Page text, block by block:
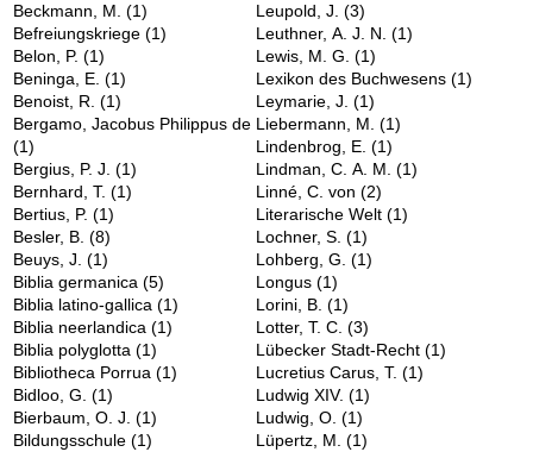
Beckmann, M.(1)
Befreiungskriege(1)
Belon, P.(1)
Beninga, E.(1)
Benoist, R.(1)
Bergamo, Jacobus Philippus de
(1)
Bergius, P. J.(1)
Bernhard, T.(1)
Bertius, P.(1)
Besler, B.(8)
Beuys, J.(1)
Biblia germanica(5)
Biblia latino-gallica(1)
Biblia neerlandica(1)
Biblia polyglotta(1)
Bibliotheca Porrua(1)
Bidloo, G.(1)
Bierbaum, O. J.(1)
Bildungsschule(1)
Leupold, J.(3)
Leuthner, A. J. N.(1)
Lewis, M. G.(1)
Lexikon des Buchwesens(1)
Leymarie, J.(1)
Liebermann, M.(1)
Lindenbrog, E.(1)
Lindman, C. A. M.(1)
Linné, C. von(2)
Literarische Welt(1)
Lochner, S.(1)
Lohberg, G.(1)
Longus(1)
Lorini, B.(1)
Lotter, T. C.(3)
Lübecker Stadt-Recht(1)
Lucretius Carus, T.(1)
Ludwig XIV.(1)
Ludwig, O.(1)
Lüpertz, M.(1)